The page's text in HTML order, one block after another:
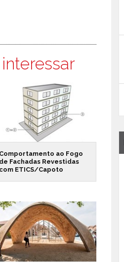
Comportamento ao Fogo
de Fachadas Revestidas
com ETICS/Capoto